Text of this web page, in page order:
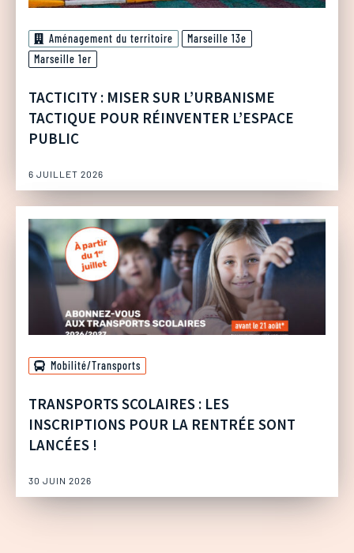
Aménagement du territoire
Marseille 13e
Marseille 1er
TACTICITY : MISER SUR L’URBANISME
TACTIQUE POUR RÉINVENTER L’ESPACE
PUBLIC
6 JUILLET 2026
Mobilité/Transports
TRANSPORTS SCOLAIRES : LES
INSCRIPTIONS POUR LA RENTRÉE SONT
LANCÉES !
30 JUIN 2026